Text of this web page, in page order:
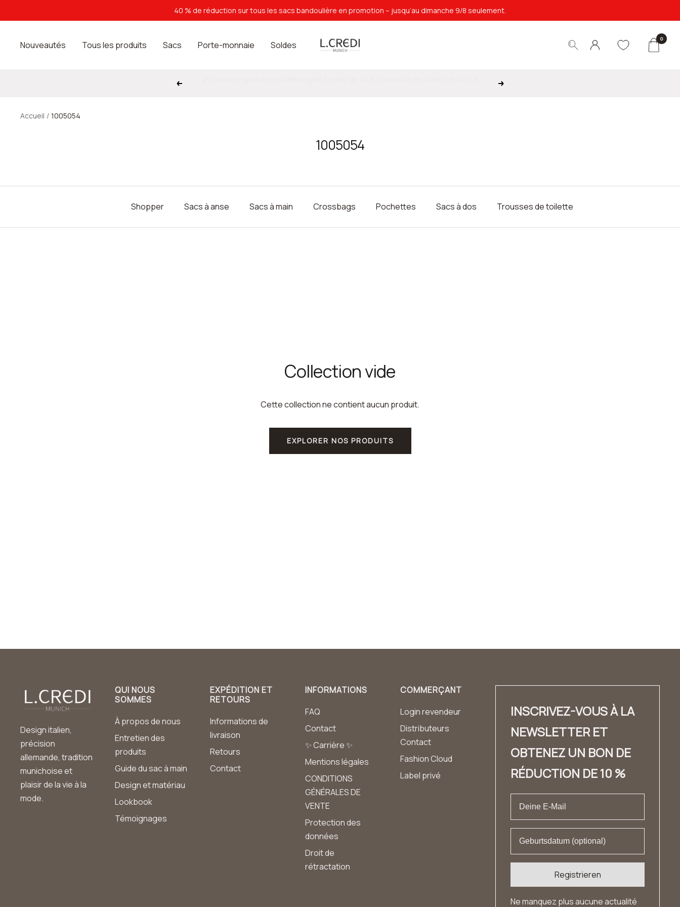
au
40 % de réduction sur tous les sacs bandoulière en promotion – jusqu’au dimanche 9/8 seulement.
Nouveautés Tous les produits Sacs Porte-monnaie Soldes
L.Credi
0
Précédent Suivant
Accueil 1005054
1005054
Shopper Sacs à anse Sacs à main Crossbags Pochettes Sacs à dos Trousses de toilette
Collection vide
Cette collection ne contient aucun produit.
EXPLORER NOS PRODUITS
Design italien,
précision
allemande, tradition
munichoise et
plaisir de la vie à la
mode.
QUI NOUS
SOMMES
À propos de nous
Entretien des
produits
Guide du sac à main
Design et matériau
Lookbook
Témoignages
EXPÉDITION ET
RETOURS
Informations de
livraison
Retours
Contact
INFORMATIONS
FAQ
Contact
✨ Carrière ✨
Mentions légales
CONDITIONS
GÉNÉRALES DE
VENTE
Protection des
données
Droit de
rétractation
COMMERÇANT
Login revendeur
Distributeurs
Contact
Fashion Cloud
Label privé
INSCRIVEZ-VOUS À LA
NEWSLETTER ET
OBTENEZ UN BON DE
RÉDUCTION DE 10 %
Registrieren
Ne manquez plus aucune actualité